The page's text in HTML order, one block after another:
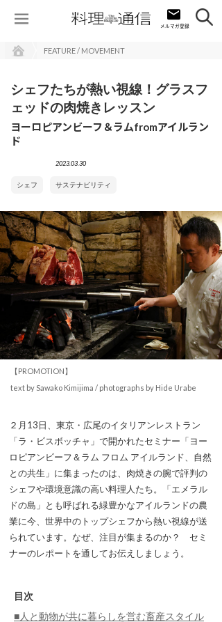
FEATURE / MOVEMENT
シェフたちが熱い視線！グラスフ
ェッドの肉焼きレッスン
ヨーロピアンビーフ＆ラムfromアイルラン
ド
2023.03.30
シェフ サステナビリティ
【PROMOTION】
text by Sawako Kimijima / photographs by Hide Urabe
２月13日、東京・広尾のイタリアンレストラン
「ラ・ビスボッチャ」で開かれたセミナー「ヨー
ロピアンビーフ＆ラム フロム アイルランド、自然
との共生」に集まったのは、肉焼きの腕で評判の
シェフや環境意識の高い料理人たち。「エメラル
ドの島」とも呼ばれる緑豊かなアイルランドの農
業に今、世界中のトップシェフから熱い視線が送
られています。なぜ、注目が集まるのか？ セミ
ナーのレポートを通してお伝えしましょう。
目次
■人と動物が共に暮らしを営む畜産スタイル